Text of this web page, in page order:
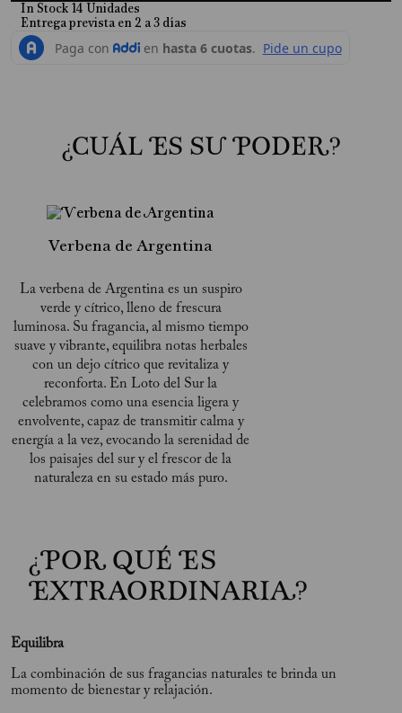
In Stock 14 Unidades
¿CUÁL ES SU PODER?
Verbena de Argentina
La verbena de Argentina es un suspiro
verde y cítrico, lleno de frescura
luminosa. Su fragancia, al mismo tiempo
suave y vibrante, equilibra notas herbales
con un dejo cítrico que revitaliza y
reconforta. En Loto del Sur la
celebramos como una esencia ligera y
envolvente, capaz de transmitir calma y
energía a la vez, evocando la serenidad de
los paisajes del sur y el frescor de la
naturaleza en su estado más puro.
¿POR QUÉ ES
EXTRAORDINARIA?
Equilibra
La combinación de sus fragancias naturales te brinda un
momento de bienestar y relajación.